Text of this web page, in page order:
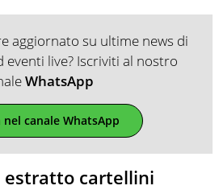
aggiornato su ultime news di
live? Iscriviti al nostro
WhatsApp
nel canale WhatsApp
estratto cartellini